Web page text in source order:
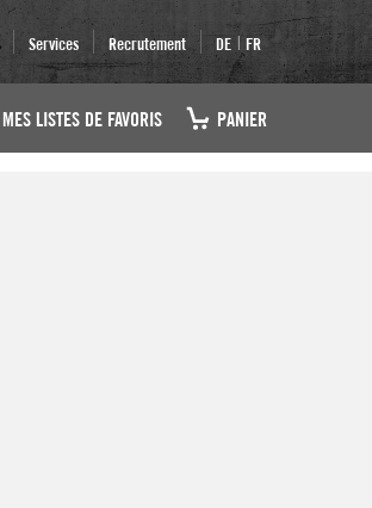
Services Recrutement DE | FR
MES LISTES DE FAVORIS PANIER